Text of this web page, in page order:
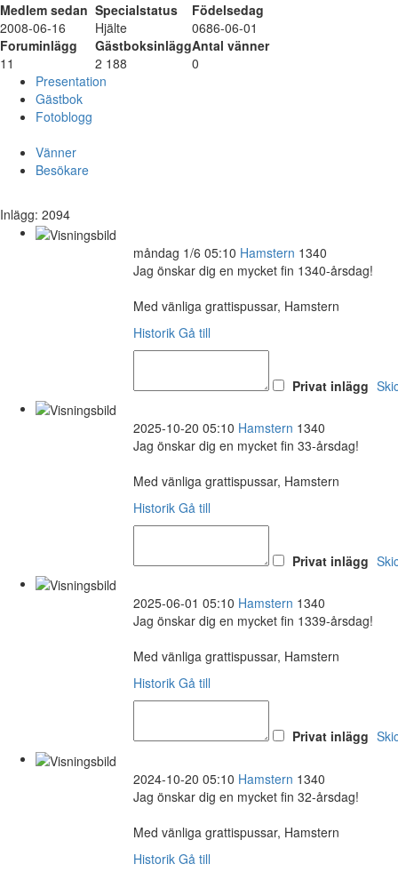
Medlem sedan Specialstatus
Födelsedag
2008-06-16
Hjälte
0686-06-01
Foruminlägg
GästboksinläggAntal vänner
11
2 188
0
Presentation
Gästbok
Fotoblogg
Vänner
Besökare
Inlägg: 2094
måndag 1/6 05:10 Hamstern 1340
Jag önskar dig en mycket fin 1340-årsdag!
Med vänliga grattispussar, Hamstern
Historik Gå till
Privat inlägg
2025-10-20 05:10 Hamstern 1340
Jag önskar dig en mycket fin 33-årsdag!
Med vänliga grattispussar, Hamstern
Historik Gå till
Privat inlägg
2025-06-01 05:10 Hamstern 1340
Jag önskar dig en mycket fin 1339-årsdag!
Med vänliga grattispussar, Hamstern
Historik Gå till
Privat inlägg
2024-10-20 05:10 Hamstern 1340
Jag önskar dig en mycket fin 32-årsdag!
Med vänliga grattispussar, Hamstern
Historik Gå till